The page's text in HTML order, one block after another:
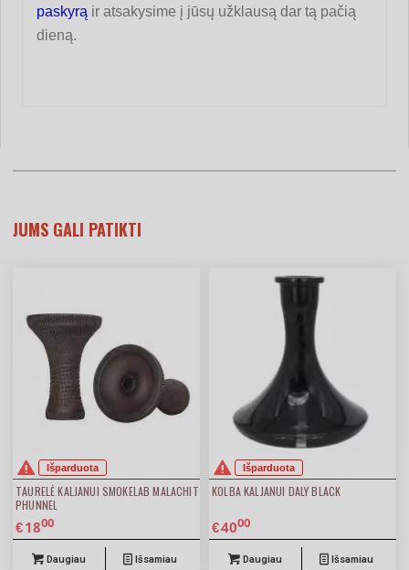
paskyrą ir atsakysime į jūsų užklausą dar tą pačią
dieną.
JUMS GALI PATIKTI
Išparduota
TAURELĖ KALJANUI SMOKELAB MALACHIT
PHUNNEL
€1800
Daugiau Išsamiau
Išparduota
KOLBA KALJANUI DALY BLACK
€4000
Daugiau Išsamiau